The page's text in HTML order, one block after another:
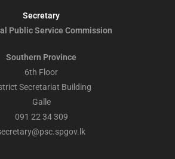
Secretary
PublicService Commission
Southern Province
6th Floor
Secretariat Building
Galle
091 22 34 309